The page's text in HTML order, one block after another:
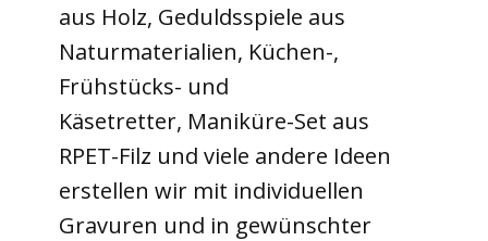
aus Holz, Geduldsspiele aus
Naturmaterialien, Küchen-,
Frühstücks- und
Käsetretter, Maniküre-Set aus
RPET-Filz und viele andere Ideen
erstellen wir mit individuellen
Gravuren und in gewünschter